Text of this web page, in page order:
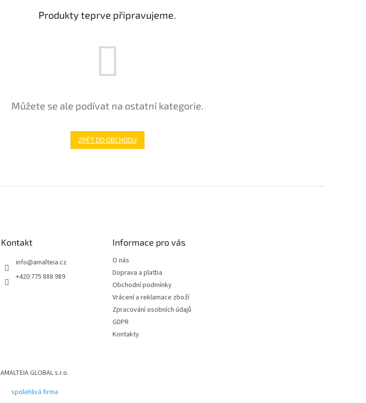
Produkty teprve připravujeme.
Můžete se ale podívat na ostatní kategorie.
ZPĚT DO OBCHODU
Kontakt
info@amalteia.cz
+420 775 888 989
Informace pro vás
O nás
Doprava a platba
Obchodní podmínky
Vrácení a reklamace zboží
Zpracování osobních údajů
GDPR
Kontakty
AMALTEIA GLOBAL s.r.o.
spolehlivá firma